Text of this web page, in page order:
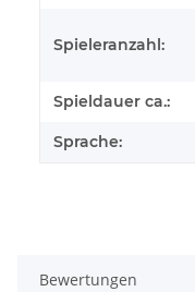
Spieleranzahl:
Spieldauer ca.:
Sprache:
Bewertungen